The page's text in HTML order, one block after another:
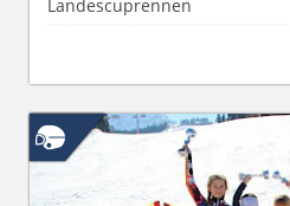
Landescuprennen